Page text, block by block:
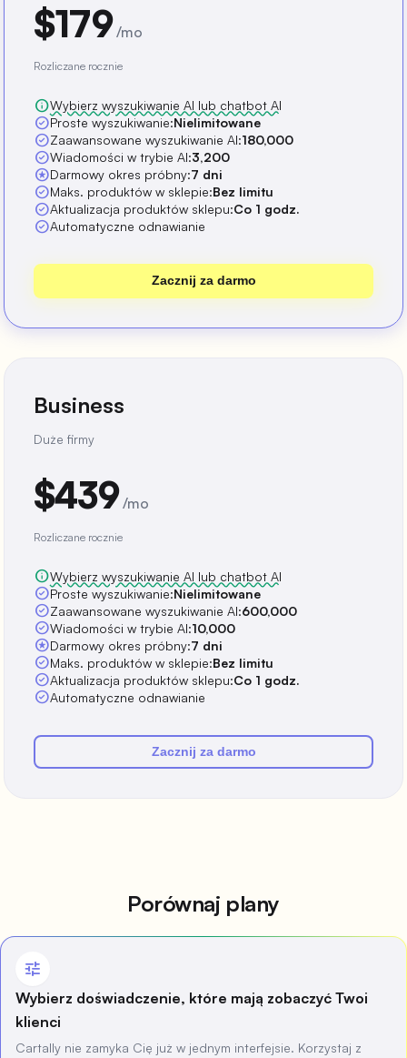
$179 /mo
Rozliczane rocznie
infoWybierz wyszukiwanie AI lub chatbot AI
check_circleProste wyszukiwanie:Nielimitowane
check_circleZaawansowane wyszukiwanie AI:180,000
check_circleWiadomości w trybie AI:3,200
starsDarmowy okres próbny:7 dni
check_circleMaks. produktów w sklepie:Bez limitu
check_circleAktualizacja produktów sklepu:Co 1 godz.
check_circleAutomatyczne odnawianie
Zacznij za darmo
Business
Duże firmy
$439 /mo
Rozliczane rocznie
infoWybierz wyszukiwanie AI lub chatbot AI
check_circleProste wyszukiwanie:Nielimitowane
check_circleZaawansowane wyszukiwanie AI:600,000
check_circleWiadomości w trybie AI:10,000
starsDarmowy okres próbny:7 dni
check_circleMaks. produktów w sklepie:Bez limitu
check_circleAktualizacja produktów sklepu:Co 1 godz.
check_circleAutomatyczne odnawianie
Zacznij za darmo
Porównaj plany
tune
Wybierz doświadczenie, które mają zobaczyć Twoi
klienci
Cartally nie zamyka Cię już w jednym interfejsie. Korzystaj z